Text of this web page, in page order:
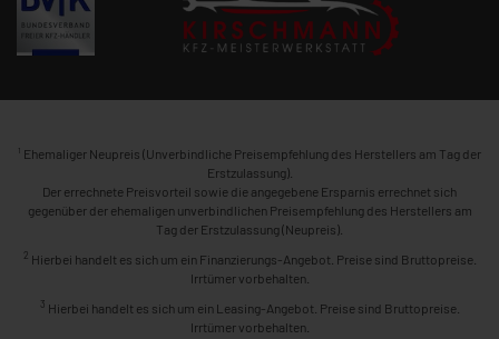
1 Ehemaliger Neupreis (Unverbindliche Preisempfehlung des Herstellers am Tag der
Erstzulassung).
Der errechnete Preisvorteil sowie die angegebene Ersparnis errechnet sich
gegenüber der ehemaligen unverbindlichen Preisempfehlung des Herstellers am
Tag der Erstzulassung (Neupreis).
2 Hierbei handelt es sich um ein Finanzierungs-Angebot. Preise sind Bruttopreise.
Irrtümer vorbehalten.
3 Hierbei handelt es sich um ein Leasing-Angebot. Preise sind Bruttopreise.
Irrtümer vorbehalten.